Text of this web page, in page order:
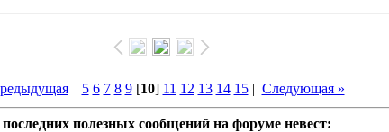
| 5 6 7 8 9[10] 11 12 13 14 15| Следующая »
последних полезных сообщений на форуме невест: